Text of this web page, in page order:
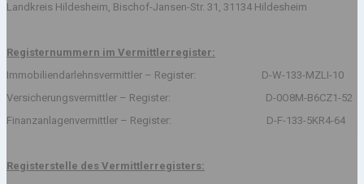
Landkreis Hildesheim, Bischof-Jansen-Str. 31, 31134 Hildesheim
Registernummern im Vermittlerregister:
Immobiliendarlehnsvermittler – Register: D-W-133-MZLI-10
Versicherungsvermittler – Register: D-0O8M-B6CZ1-52
Finanzanlagenvermittler – Register: D-F-133-5KR4-64
Registerstelle des Vermittlerregisters: